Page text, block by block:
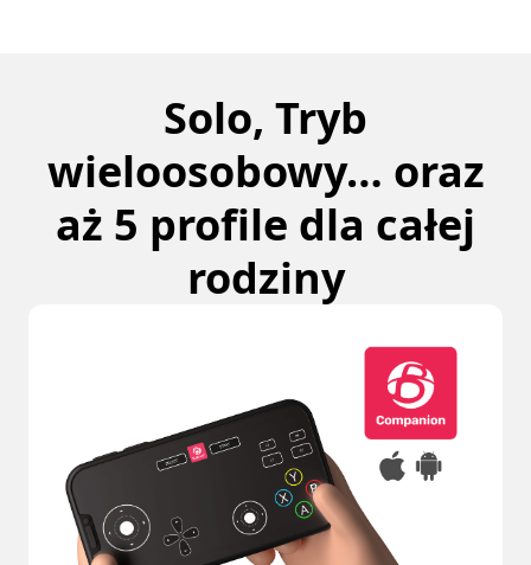
Solo, Tryb
wieloosobowy… oraz
aż 5 profile dla całej
rodziny